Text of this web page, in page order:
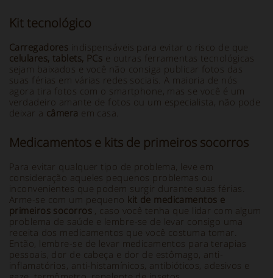
Kit tecnológico
Carregadores indispensáveis para evitar o risco de que
celulares, tablets, PCs e outras ferramentas tecnológicas
sejam baixados e você não consiga publicar fotos das
suas férias em várias redes sociais. A maioria de nós
agora tira fotos com o smartphone, mas se você é um
verdadeiro amante de fotos ou um especialista, não pode
deixar a câmera em casa.
Medicamentos e kits de primeiros socorros
Para evitar qualquer tipo de problema, leve em
consideração aqueles pequenos problemas ou
inconvenientes que podem surgir durante suas férias.
Arme-se com um pequeno kit de medicamentos e
primeiros socorros, caso você tenha que lidar com algum
problema de saúde e lembre-se de levar consigo uma
receita dos medicamentos que você costuma tomar.
Então, lembre-se de levar medicamentos para terapias
pessoais, dor de cabeça e dor de estômago, anti-
inflamatórios, anti-histamínicos, antibióticos, adesivos e